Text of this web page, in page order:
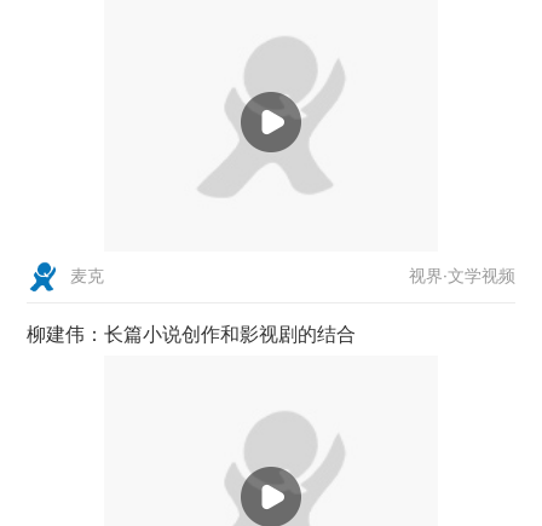
麦克 视界·文学视频
柳建伟：长篇小说创作和影视剧的结合